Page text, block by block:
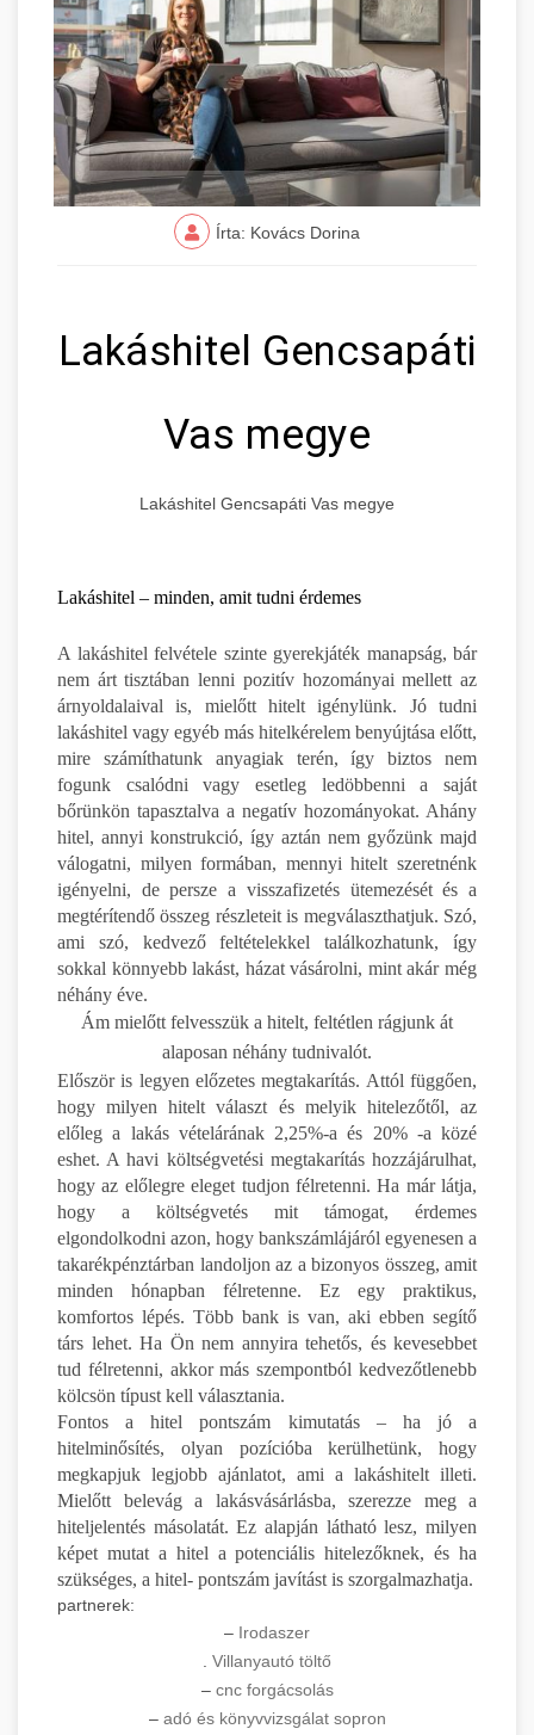
Írta: Kovács Dorina
Lakáshitel Gencsapáti
Vas megye
Lakáshitel Gencsapáti Vas megye
Lakáshitel – minden, amit tudni érdemes
A lakáshitel felvétele szinte gyerekjáték manapság, bár
nem árt tisztában lenni pozitív hozományai mellett az
árnyoldalaival is, mielőtt hitelt igénylünk. Jó tudni
lakáshitel vagy egyéb más hitelkérelem benyújtása előtt,
mire számíthatunk anyagiak terén, így biztos nem
fogunk csalódni vagy esetleg ledöbbenni a saját
bőrünkön tapasztalva a negatív hozományokat. Ahány
hitel, annyi konstrukció, így aztán nem győzünk majd
válogatni, milyen formában, mennyi hitelt szeretnénk
igényelni, de persze a visszafizetés ütemezését és a
megtérítendő összeg részleteit is megválaszthatjuk. Szó,
ami szó, kedvező feltételekkel találkozhatunk, így
sokkal könnyebb lakást, házat vásárolni, mint akár még
néhány éve.
Ám mielőtt felvesszük a hitelt, feltétlen rágjunk át
alaposan néhány tudnivalót.
Először is legyen előzetes megtakarítás. Attól függően,
hogy milyen hitelt választ és melyik hitelezőtől, az
előleg a lakás vételárának 2,25%-a és 20% -a közé
eshet. A havi költségvetési megtakarítás hozzájárulhat,
hogy az előlegre eleget tudjon félretenni. Ha már látja,
hogy a költségvetés mit támogat, érdemes
elgondolkodni azon, hogy bankszámlájáról egyenesen a
takarékpénztárban landoljon az a bizonyos összeg, amit
minden hónapban félretenne. Ez egy praktikus,
komfortos lépés. Több bank is van, aki ebben segítő
társ lehet. Ha Ön nem annyira tehetős, és kevesebbet
tud félretenni, akkor más szempontból kedvezőtlenebb
kölcsön típust kell választania.
Fontos a hitel pontszám kimutatás – ha jó a
hitelminősítés, olyan pozícióba kerülhetünk, hogy
megkapjuk legjobb ajánlatot, ami a lakáshitelt illeti.
Mielőtt belevág a lakásvásárlásba, szerezze meg a
hiteljelentés másolatát. Ez alapján látható lesz, milyen
képet mutat a hitel a potenciális hitelezőknek, és ha
szükséges, a hitel- pontszám javítást is szorgalmazhatja.
partnerek:
– Irodaszer
Villanyautó töltő
– cnc forgácsolás
– adó és könyvvizsgálat sopron